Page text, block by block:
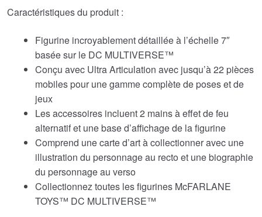
Caractéristiques du produit :
Figurine incroyablement détaillée à l’échelle 7″
basée sur le DC MULTIVERSE™
Conçu avec Ultra Articulation avec jusqu’à 22 pièces
mobiles pour une gamme complète de poses et de
jeux
Les accessoires incluent 2 mains à effet de feu
alternatif et une base d’affichage de la figurine
Comprend une carte d’art à collectionner avec une
illustration du personnage au recto et une biographie
du personnage au verso
Collectionnez toutes les figurines McFARLANE
TOYS™ DC MULTIVERSE™